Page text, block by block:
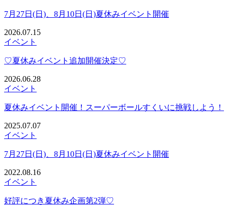
7月27日(日)、8月10日(日)夏休みイベント開催
2026.07.15
イベント
♡夏休みイベント追加開催決定♡
2026.06.28
イベント
夏休みイベント開催！スーパーボールすくいに挑戦しよう！
2025.07.07
イベント
7月27日(日)、8月10日(日)夏休みイベント開催
2022.08.16
イベント
好評につき夏休み企画第2弾♡